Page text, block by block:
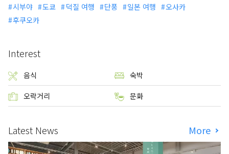
시부야 도쿄 덕질 여행 단풍 일본 여행
오사카
후쿠오카
Interest
음식 숙박
오락거리 문화
Latest News More